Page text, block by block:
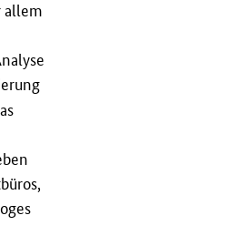
allem